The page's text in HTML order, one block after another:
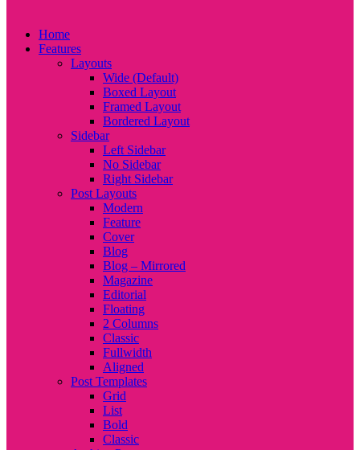
Home
Features
Layouts
Wide (Default)
Boxed Layout
Framed Layout
Bordered Layout
Sidebar
Left Sidebar
No Sidebar
Right Sidebar
Post Layouts
Modern
Feature
Cover
Blog
Blog – Mirrored
Magazine
Editorial
Floating
2 Columns
Classic
Fullwidth
Aligned
Post Templates
Grid
List
Bold
Classic